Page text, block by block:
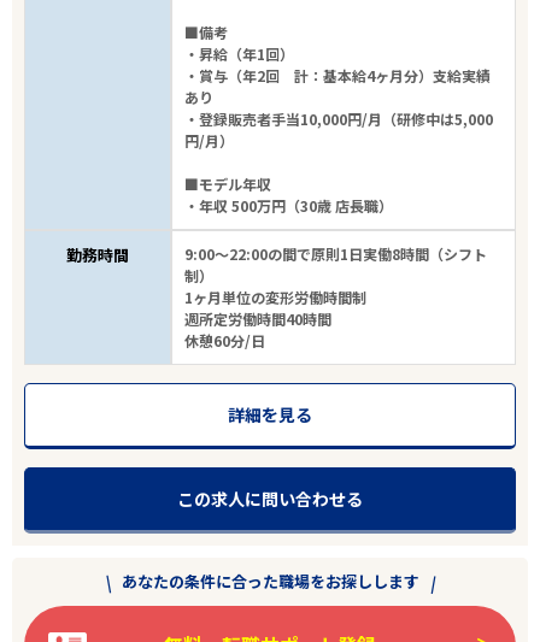
■備考
・昇給（年1回）
・賞与（年2回 計：基本給4ヶ月分）支給実績
あり
・登録販売者手当10,000円/月（研修中は5,000
円/月）
■モデル年収
・年収 500万円（30歳 店長職）
勤務時間
9:00～22:00の間で原則1日実働8時間（シフト
制）
1ヶ月単位の変形労働時間制
週所定労働時間40時間
休憩60分/日
詳細を見る
この求人に問い合わせる
あなたの条件に合った職場をお探しします